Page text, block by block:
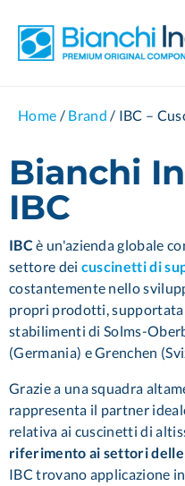
Home / Brand / IBC –
Bianchi
IBC
IBCè un'azienda globale
settore dei cuscinetti di
costantemente nello
propri prodotti,
stabilimenti di Solms-
(Germania) e Grenchen
Grazie a una squadra
rappresenta il partner
relativa ai cuscinetti di
riferimento ai settori
IBC trovano applicazione